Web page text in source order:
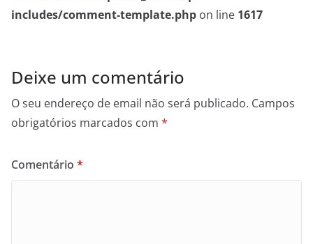
includes/comment-template.php on line 1617
Deixe um comentário
O seu endereço de email não será publicado. Campos
obrigatórios marcados com *
Comentário *